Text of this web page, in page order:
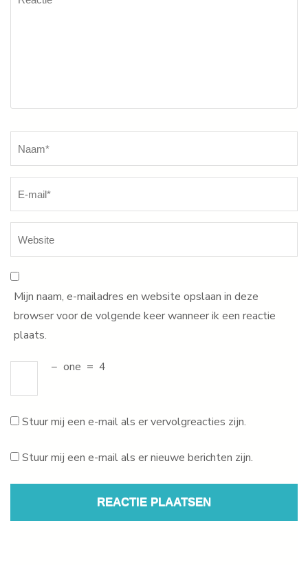
Mijn naam, e-mailadres en website opslaan in deze
browser voor de volgende keer wanneer ik een reactie
plaats.
− one = 4
Stuur mij een e-mail als er vervolgreacties zijn.
Stuur mij een e-mail als er nieuwe berichten zijn.